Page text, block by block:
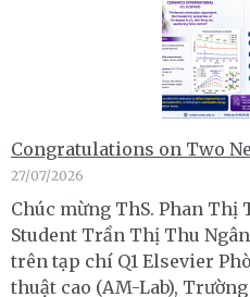
Congratulations on Two
27/07/2026
Chúc mừng ThS. Phan Thị
Student Trần Thị Thu
trên tạp chí Q1 Elsevier
thuật cao (AM-Lab),